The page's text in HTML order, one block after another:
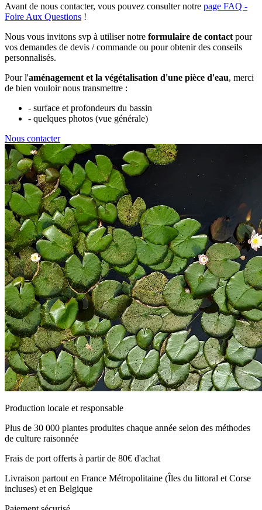
Avant de nous contacter, vous pouvez consulter notre page FAQ -
Foire Aux Questions !
Nous vous invitons svp à utiliser notre formulaire de contact pour
vos demandes de devis / commande ou pour obtenir des conseils
personnalisés.
Pour l'aménagement et la végétalisation d'une pièce d'eau, merci
de bien vouloir nous transmettre :
- surface et profondeurs du bassin
- quelques photos (vue générale)
Nous contacter
Production locale et responsable
Plus de 30 000 plantes produites chaque année selon des méthodes
de culture raisonnée
Frais de port offerts à partir de 80€ d'achat
Livraison partout en France Métropolitaine (Îles du littoral et Corse
incluses) et en Belgique